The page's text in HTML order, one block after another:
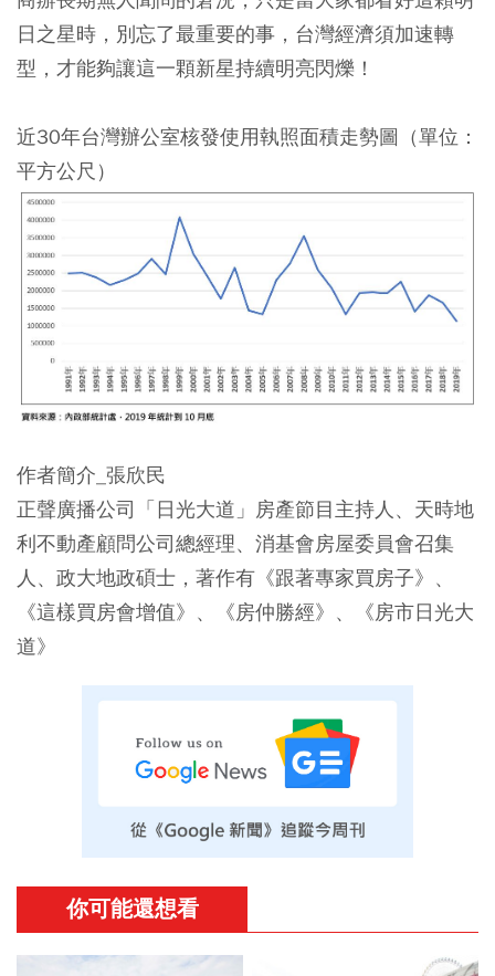
日之星時，別忘了最重要的事，台灣經濟須加速轉
型，才能夠讓這一顆新星持續明亮閃爍！
近30年台灣辦公室核發使用執照面積走勢圖（單位：
平方公尺）
作者簡介_張欣民
正聲廣播公司「日光大道」房產節目主持人、天時地
利不動產顧問公司總經理、消基會房屋委員會召集
人、政大地政碩士，著作有《跟著專家買房子》、
《這樣買房會增值》、《房仲勝經》、《房市日光大
道》